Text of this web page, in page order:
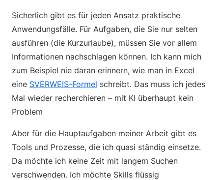
Sicherlich gibt es für jeden Ansatz praktische
Anwendungsfälle. Für Aufgaben, die Sie nur selten
ausführen (die Kurzurlaube), müssen Sie vor allem
Informationen nachschlagen können. Ich kann mich
zum Beispiel nie daran erinnern, wie man in Excel
eine SVERWEIS-Formel schreibt. Das muss ich jedes
Mal wieder recherchieren – mit KI überhaupt kein
Problem
Aber für die Hauptaufgaben meiner Arbeit gibt es
Tools und Prozesse, die ich quasi ständig einsetze.
Da möchte ich keine Zeit mit langem Suchen
verschwenden. Ich möchte Skills flüssig